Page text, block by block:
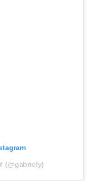
(@gabriely)